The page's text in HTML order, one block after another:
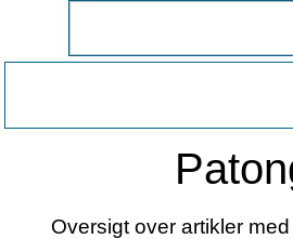
Oversigt over artikler